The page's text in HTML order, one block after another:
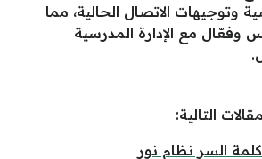
وتوجيهات الاتصال الحالية، مما
مع الإدارة المدرسية
التالية:
السر نظام نور